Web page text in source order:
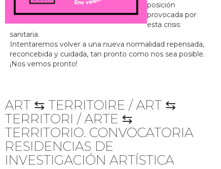
posición
provocada por
esta crisis
sanitaria.
Intentaremos volver a una nueva normalidad repensada,
reconcebida y cuidada, tan pronto como nos sea posible.
¡Nos vemos pronto!
ART ⇆ TERRITOIRE / ART ⇆
TERRITORI / ARTE ⇆
TERRITORIO. CONVOCATORIA
RESIDENCIAS DE
INVESTIGACIÓN ARTÍSTICA